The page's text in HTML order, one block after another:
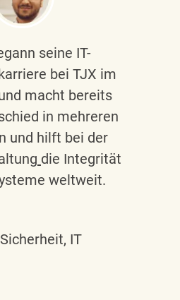
seine IT-
bei TJX im
macht bereits
in mehreren
und hilft bei der
die Integrität
weltweit.
IT